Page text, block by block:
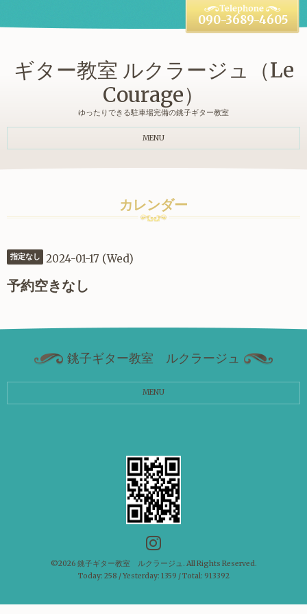
ギター教室 ルクラージュ（Le
Courage）
ゆったりできる駐車場完備の銚子ギター教室
090-3689-4605
MENU
カレンダー
指定なし 2024-01-17 (Wed)
予約空きなし
銚子ギター教室 ルクラージュ
MENU
©2026 銚子ギター教室 ルクラージュ . All Rights Reserved.
Today: 258 / Yesterday: 1359 / Total: 913392